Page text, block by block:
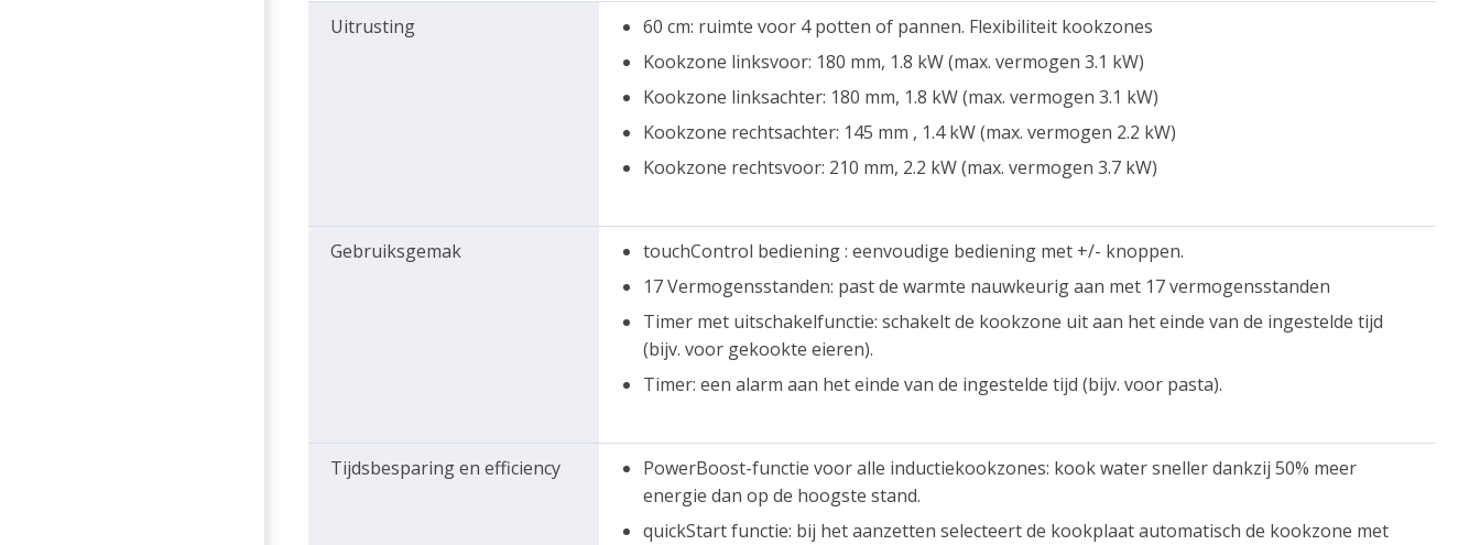
Uitrusting
60 cm: ruimte voor 4 potten of pannen. Flexibiliteit kookzones
Kookzone linksvoor: 180 mm, 1.8 kW (max. vermogen 3.1 kW)
Kookzone linksachter: 180 mm, 1.8 kW (max. vermogen 3.1 kW)
Kookzone rechtsachter: 145 mm , 1.4 kW (max. vermogen 2.2 kW)
Kookzone rechtsvoor: 210 mm, 2.2 kW (max. vermogen 3.7 kW)
Gebruiksgemak
touchControl bediening : eenvoudige bediening met +/- knoppen.
17 Vermogensstanden: past de warmte nauwkeurig aan met 17 vermogensstanden
Timer met uitschakelfunctie: schakelt de kookzone uit aan het einde van de ingestelde tijd
(bijv. voor gekookte eieren).
Timer: een alarm aan het einde van de ingestelde tijd (bijv. voor pasta).
Tijdsbesparing en efficiency
PowerBoost-functie voor alle inductiekookzones: kook water sneller dankzij 50% meer
energie dan op de hoogste stand.
quickStart functie: bij het aanzetten selecteert de kookplaat automatisch de kookzone met